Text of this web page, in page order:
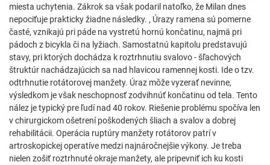
miesta uchytenia. Zákrok sa však podaril natoľko, že Milan dnes
nepociťuje prakticky žiadne následky. , Úrazy ramena sú pomerne
časté, vznikajú pri páde na vystretú hornú končatinu, najmä pri
pádoch z bicykla či na lyžiach. Samostatnú kapitolu predstavujú
stavy, pri ktorých dochádza k roztrhnutiu svalovo - šľachových
štruktúr nachádzajúcich sa nad hlavicou ramennej kosti. Ide o tzv.
odtrhnutie rotátorovej manžety. Úraz môže vyzerať nevinne,
výsledkom je však neschopnosť zodvihnúť končatinu od tela. Tento
nález je typický pre ľudí nad 40 rokov. Riešenie problému spočíva len
v chirurgickom ošetrení poškodených šliach a svalov a dobrej
rehabilitácii. Operácia ruptúry manžety rotátorov patrí v
artroskopickej operatíve medzi najnáročnejšie výkony. Je treba
nielen zošiť roztrhnuté okraje manžety, ale pripevniť ich ku kosti